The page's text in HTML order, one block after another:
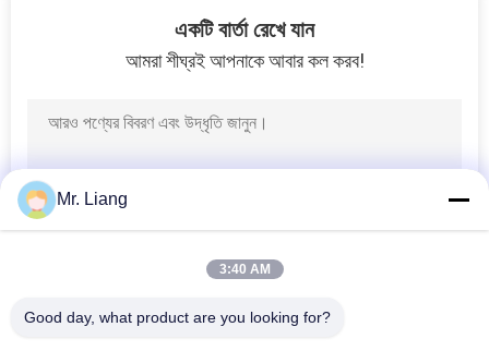
ISTA প্যাকেজিং পরীক্ষার
একটি বার্তা রেখে যান
আমরা শীঘ্রই আপনাকে আবার কল করব!
Mr. Liang
3:40 AM
Good day, what product are you looking for?